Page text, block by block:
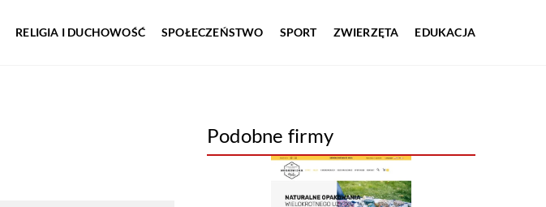
RELIGIA I DUCHOWOŚĆ SPOŁECZEŃSTWO SPORT ZWIERZĘTA EDUKACJA
Podobne firmy